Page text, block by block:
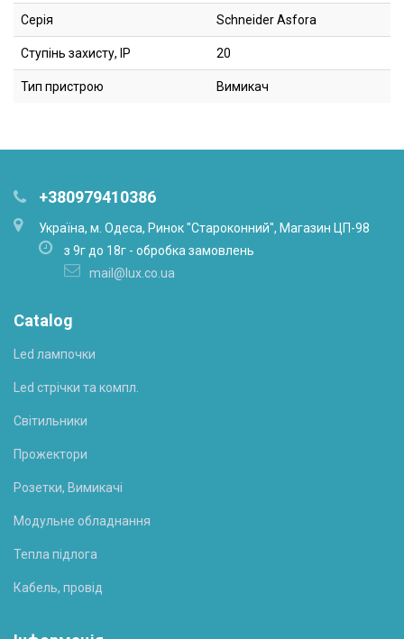
Серія Schneider Asfora
Ступінь захисту, IP 20
Тип пристрою Вимикач
+380979410386
Українa, м. Одеса, Ринок "Староконний", Магазин ЦП-98
з 9г до 18г - обробка замовлень
mail@lux.co.ua
Catalog
Led лампочки
Led стрічки та компл.
Світильники
Прожектори
Розетки, Вимикачі
Модульне обладнання
Тепла підлога
Кабель, провід